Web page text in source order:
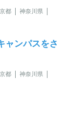
都
神奈川県
ャンパスをさ
都
神奈川県